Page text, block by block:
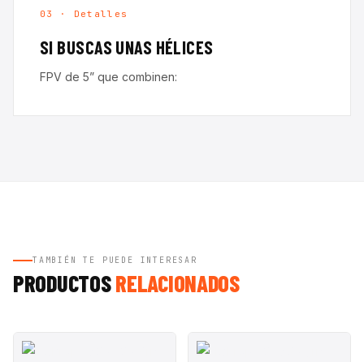
03 · Detalles
SI BUSCAS UNAS HÉLICES
FPV de 5” que combinen:
TAMBIÉN TE PUEDE INTERESAR
PRODUCTOSRELACIONADOS